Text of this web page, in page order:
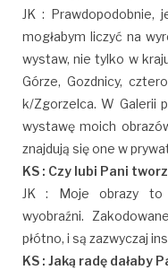
JK : Prawdopodobnie,
mogłabym liczyć na
wystaw, nie tylko w
Górze, Gozdnicy,
k/Zgorzelca. W Galerii
wystawę moich
znajdują się one w
KS : Czy lubi Pani
JK : Moje obrazy to
wyobraźni.
płótno, i są zazwyczaj
KS : Jaką radę dałaby